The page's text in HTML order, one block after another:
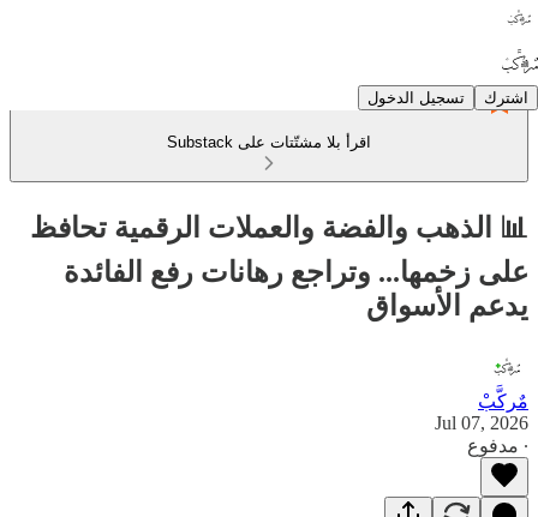
اشترك تسجيل الدخول
اقرأ بلا مشتّتات على Substack
📊 الذهب والفضة والعملات الرقمية تحافظ
على زخمها... وتراجع رهانات رفع الفائدة
يدعم الأسواق
مٌركَّبْ
Jul 07, 2026
∙ مدفوع